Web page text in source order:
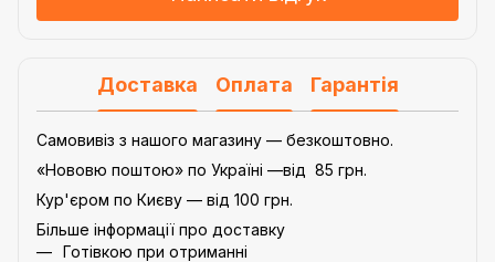
Доставка Оплата Гарантія
Самовивіз з нашого магазину — безкоштовно.
«Нововю поштою» по Україні —від 85 грн.
Кур'єром по Києву — від 100 грн.
Більше інформації про доставку
Готівкою при отриманні